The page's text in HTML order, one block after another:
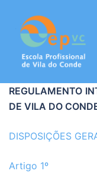
conteúdo
REGULAMENTO
DE VILA DO
DISPOSIÇÕES
Artigo 1º